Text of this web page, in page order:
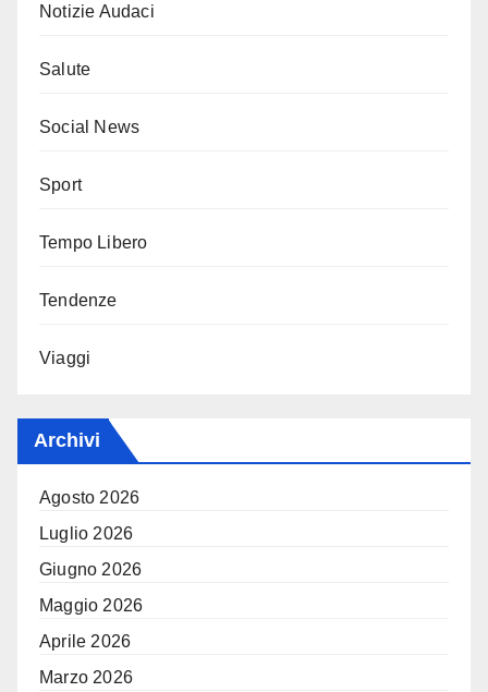
Notizie Audaci
Salute
Social News
Sport
Tempo Libero
Tendenze
Viaggi
Archivi
Agosto 2026
Luglio 2026
Giugno 2026
Maggio 2026
Aprile 2026
Marzo 2026